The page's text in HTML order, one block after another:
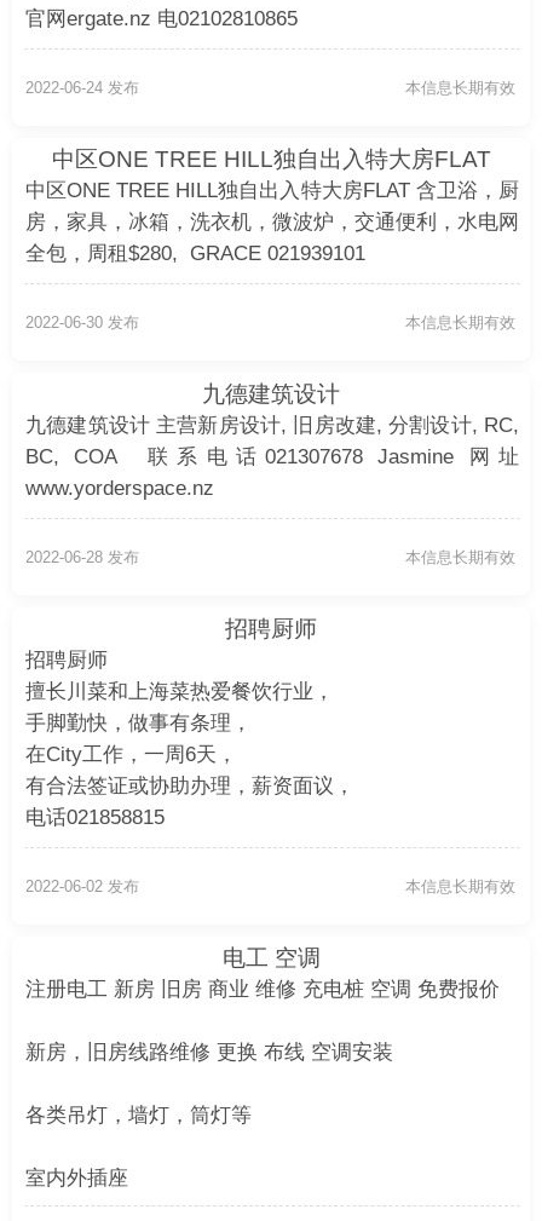
官网ergate.nz 电02102810865
本信息长期有效
2022-06-24 发布
中区ONE TREE HILL独自出入特大房FLAT
中区ONE TREE HILL独自出入特大房FLAT 含卫浴，厨
房，家具，冰箱，洗衣机，微波炉，交通便利，水电网
全包，周租$280, GRACE 021939101
本信息长期有效
2022-06-30 发布
九德建筑设计
九德建筑设计 主营新房设计, 旧房改建, 分割设计, RC,
BC, COA 联系电话021307678 Jasmine 网址
www.yorderspace.nz
本信息长期有效
2022-06-28 发布
招聘厨师
招聘厨师
擅长川菜和上海菜热爱餐饮行业，
手脚勤快，做事有条理，
在City工作，一周6天，
有合法签证或协助办理，薪资面议，
电话021858815
本信息长期有效
2022-06-02 发布
电工 空调
注册电工 新房 旧房 商业 维修 充电桩 空调 免费报价
新房，旧房线路维修 更换 布线 空调安装
各类吊灯，墙灯，筒灯等
室内外插座